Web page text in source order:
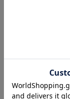
お届け遅延の
2025年10月03日
『お届け先